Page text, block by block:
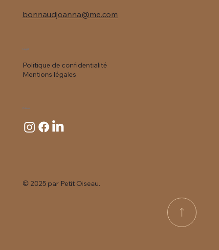
bonnaudjoanna@me.com
Légal
Politique de confidentialité
Mentions légales
Follow
© 2025 par Petit Oiseau.